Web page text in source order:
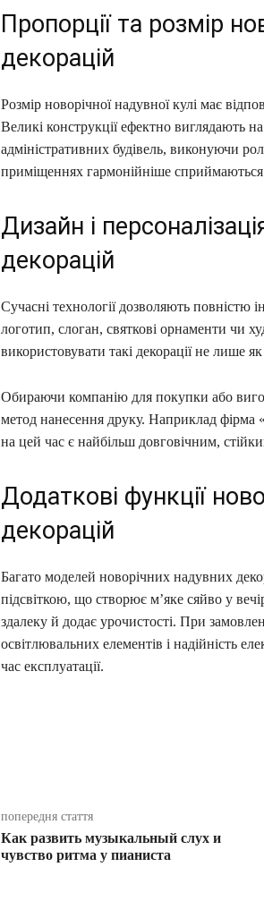
Пропорції та розмір
декорацій
Розмір новорічної надувної кулі має
Великі конструкції ефектно виглядають
адміністративних будівель, виконуючи
приміщеннях гармонійніше сприймаються
Дизайн і
декорацій
Сучасні технології дозволяють повністю
логотип, слоган, святкові орнаменти чи
використовувати такі декорації не лише
Обираючи компанію для покупки або
метод нанесення друку. Наприклад фірма
на цей час є найбільш довговічним,
Додаткові функції
декорацій
Багато моделей новорічних надувних
підсвіткою, що створює м’яке сяйво у
здалеку й додає урочистості. При
освітлювальних елементів і надійність
час експлуатації.
попередня стаття
Как развить музыкальный слух и
чувство ритма у пианиста